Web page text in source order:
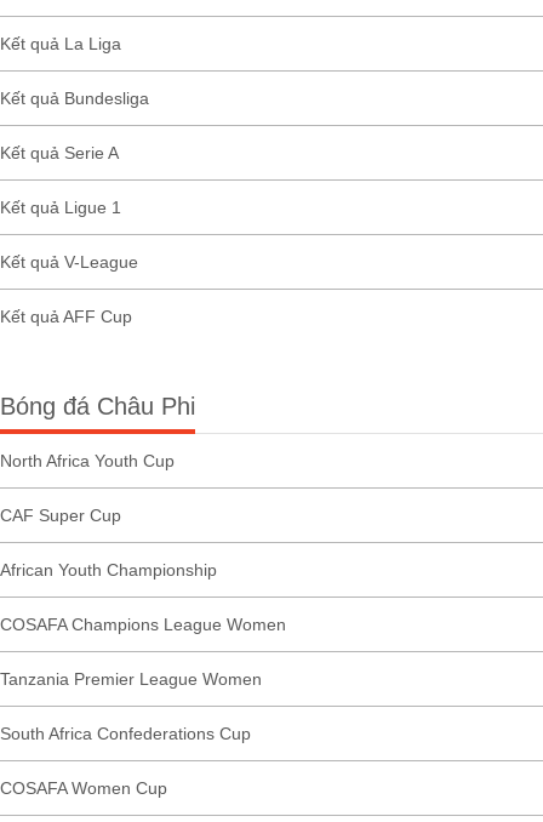
Kết quả La Liga
Kết quả Bundesliga
Kết quả Serie A
Kết quả Ligue 1
Kết quả V-League
Kết quả AFF Cup
Bóng đá Châu Phi
North Africa Youth Cup
CAF Super Cup
African Youth Championship
COSAFA Champions League Women
Tanzania Premier League Women
South Africa Confederations Cup
COSAFA Women Cup